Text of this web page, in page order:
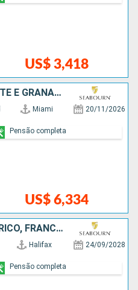
US$ 3,418
PORTO RICO, SÃO VINCENTE E GRANADINAS, ESTADOS UNIDOS, CANADÁ, SANTA LUCIA, ANTIGUA E BARBUDA, BARBADOS
Miami 20/11/2026
US$ 6,334
Pensão completa
CANADÁ, ARUBA, PORTO RICO, FRANCIA
Halifax 24/09/2028
Pensão completa